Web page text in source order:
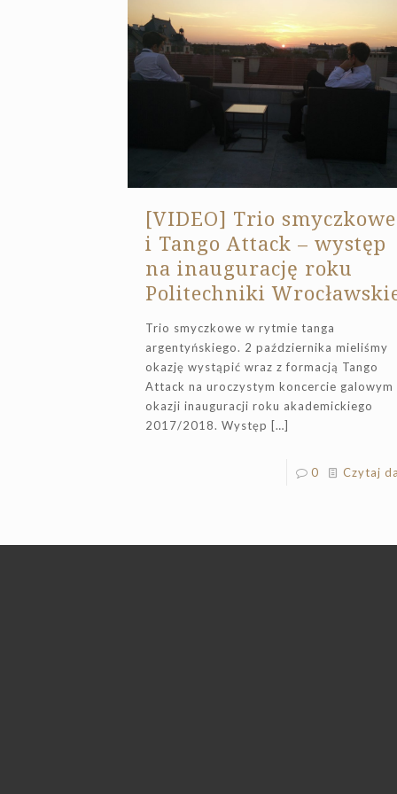
[VIDEO] Trio smyczkowe
i Tango Attack – występ
na inaugurację roku
Politechniki
Trio smyczkowe w rytmie tanga
argentyńskiego. 2 października mieliśmy
okazję wystąpić wraz z formacją Tango
Attack na uroczystym koncercie galowym
okazji inauguracji roku akademickiego
2017/2018. Występ […]
0 Czytaj